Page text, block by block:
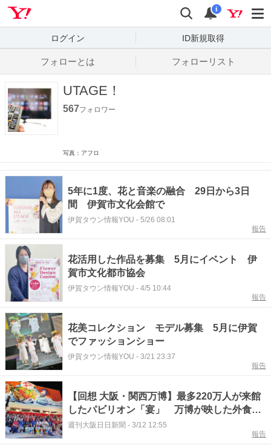
検索
通知
i
ログイン ID新規取得
フォローとは フォローリスト
UTAGE！
567フォロワー
写真：アフロ
5年に1度、花と音楽の融合 29日から3日
間 伊賀市文化会館で
伊賀タウン情報YOU - 5/26 08:01
報告
花活用した作品を募集 5月にイベント 伊
賀市文化都市協会
伊賀タウン情報YOU - 4/5 10:44
報告
花美コレクション モデル募集 5月に伊賀
でファッションショー
伊賀タウン情報YOU - 3/21 23:37
報告
【回想 大阪・関西万博】最多220万人が来館
したパビリオン「宴」 万博が映した外食の
底力
週刊大阪日日新聞 - 3/12 12:55
報告